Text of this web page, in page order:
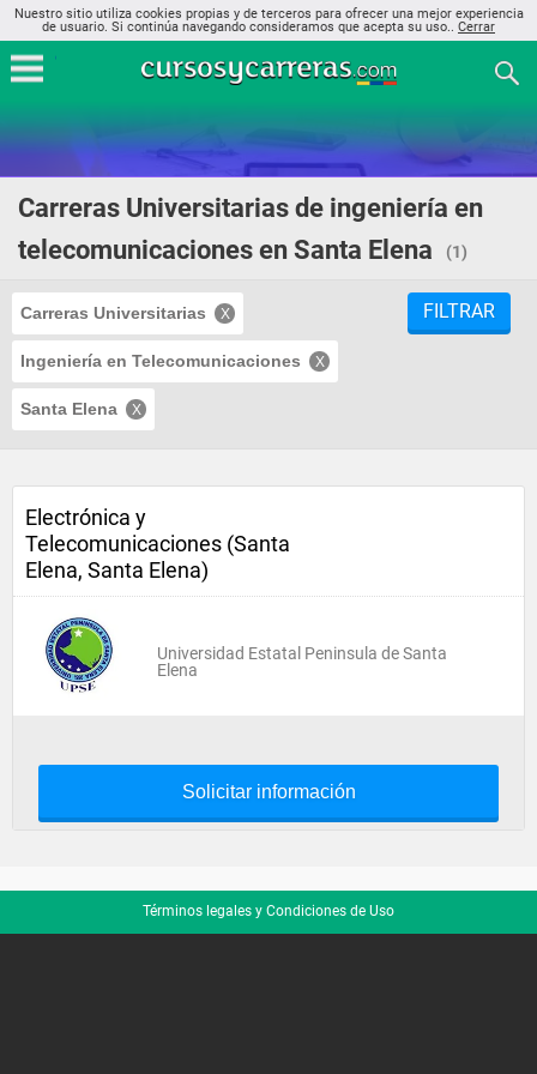
Nuestro sitio utiliza cookies propias y de terceros para ofrecer una mejor experiencia
de usuario. Si continúa navegando consideramos que acepta su uso.. Cerrar
Carreras Universitarias de ingeniería en
telecomunicaciones en Santa Elena
(1)
Carreras Universitarias
Ingeniería en Telecomunicaciones
Santa Elena
FILTRAR
Electrónica y
Telecomunicaciones (Santa
Elena, Santa Elena)
Universidad Estatal Peninsula de Santa
Elena
Solicitar información
Términos legales y Condiciones de Uso